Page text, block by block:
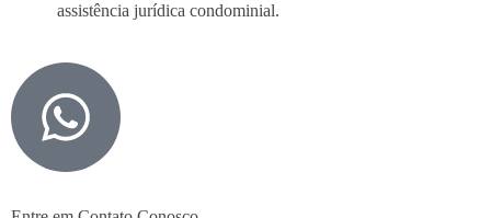
assistência jurídica condominial.